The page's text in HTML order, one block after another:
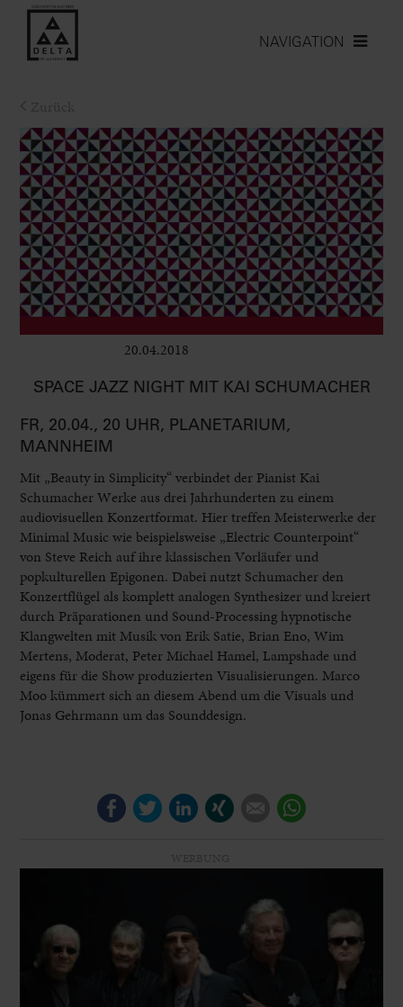
NAVIGATION
20.04.2018
SPACE JAZZ NIGHT MIT KAI SCHUMACHER
FR, 20.04., 20 UHR, PLANETARIUM,
MANNHEIM
Mit „Beauty in Simplicity“ verbindet der Pianist Kai
Schumacher Werke aus drei Jahrhunderten zu einem
audiovisuellen Konzertformat. Hier treffen Meisterwerke der
Minimal Music wie beispielsweise „Electric Counterpoint“
von Steve Reich auf ihre klassischen Vorläufer und
popkulturellen Epigonen. Dabei nutzt Schumacher den
Konzertflügel als komplett analogen Synthesizer und kreiert
durch Präparationen und Sound-Processing hypnotische
Klangwelten mit Musik von Erik Satie, Brian Eno, Wim
Mertens, Moderat, Peter Michael Hamel, Lampshade und
eigens für die Show produzierten Visualisierungen. Marco
Moo kümmert sich an diesem Abend um die Visuals und
Jonas Gehrmann um das Sounddesign.
FacebookTwitterLinkedIn E-mail